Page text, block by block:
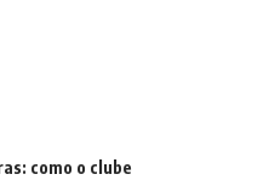
como o clube